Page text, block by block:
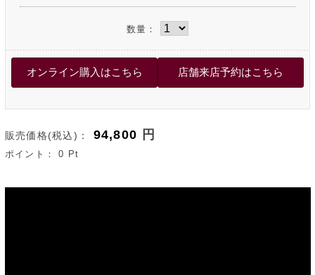
数量：
販売価格(税込)： 94,800 円
ポイント：0 Pt